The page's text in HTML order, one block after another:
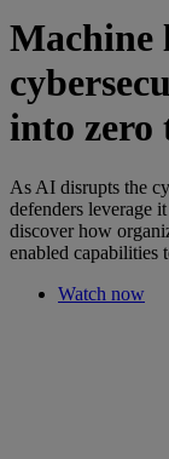
Machine
into zero
As AI disrupts the
defenders leverage
discover how
enabled capabilities
Watch now